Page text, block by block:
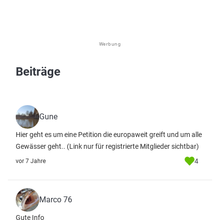
Werbung
Beiträge
Gune
Hier geht es um eine Petition die europaweit greift und um alle
Gewässer geht.. (Link nur für registrierte Mitglieder sichtbar)
vor 7 Jahre 4
Marco 76
Gute Info